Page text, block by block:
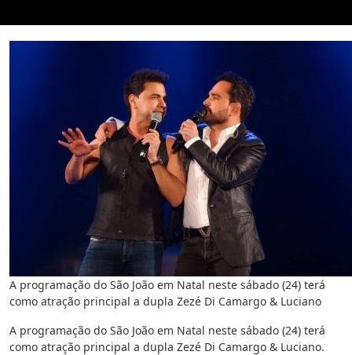
A programação do São João em Natal neste sábado (24) terá
como atração principal a dupla Zezé Di Camargo & Luciano
A programação do São João em Natal neste sábado (24) terá
como atração principal a dupla Zezé Di Camargo & Luciano.